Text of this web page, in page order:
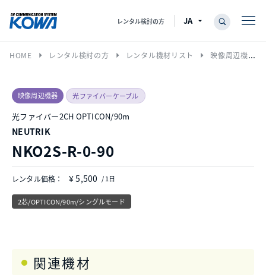
レンタル検討の方
HOME arrow_right レンタル検討の方 arrow_right レンタル機材リスト arrow_right 映像周辺機器
映像周辺機器 光ファイバーケーブル
光ファイバー2CH OPTICON/90m
NEUTRIK
NKO2S-R-0-90
レンタル価格： ¥ 5,500 / 1日
2芯/OPTICON/90m/シングルモード
関連機材